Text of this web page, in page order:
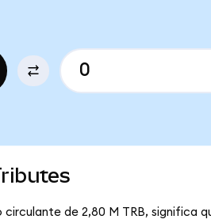
circulante de 2,80 M TRB, significa